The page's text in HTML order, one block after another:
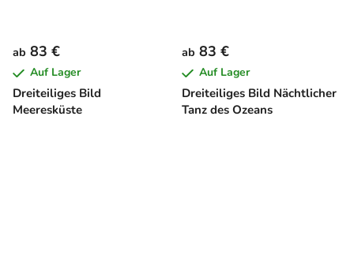
Dreiteiliges Bild
Meeresküste
ab 83 €
Auf Lager
Dreiteiliges Bild Nächtlicher
Tanz des Ozeans
ab 83 €
Auf Lager